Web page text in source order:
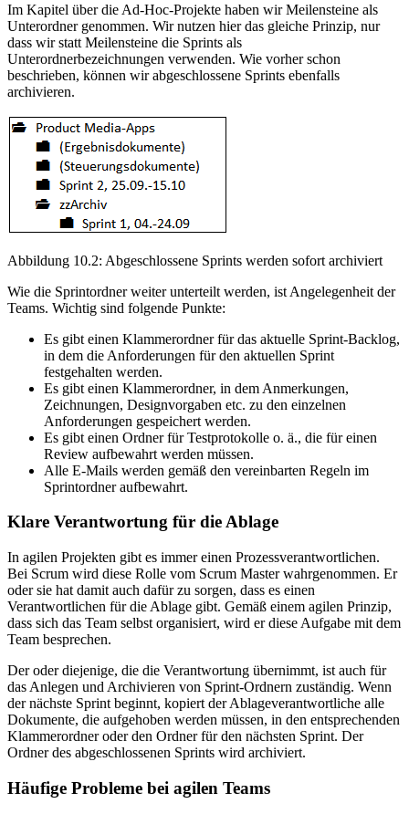
Im Kapitel über die Ad-Hoc-Projekte haben wir Meilensteine als
Unterordner genommen. Wir nutzen hier das gleiche Prinzip, nur
dass wir statt Meilensteine die Sprints als
Unterordnerbezeichnungen verwenden. Wie vorher schon
beschrieben, können wir abgeschlossene Sprints ebenfalls
archivieren.
Abbildung 10.2: Abgeschlossene Sprints werden sofort archiviert
Wie die Sprintordner weiter unterteilt werden, ist Angelegenheit der
Teams. Wichtig sind folgende Punkte:
Es gibt einen Klammerordner für das aktuelle Sprint-Backlog,
in dem die Anforderungen für den aktuellen Sprint
festgehalten werden.
Es gibt einen Klammerordner, in dem Anmerkungen,
Zeichnungen, Designvorgaben etc. zu den einzelnen
Anforderungen gespeichert werden.
Es gibt einen Ordner für Testprotokolle o. ä., die für einen
Review aufbewahrt werden müssen.
Alle E-Mails werden gemäß den vereinbarten Regeln im
Sprintordner aufbewahrt.
Klare Verantwortung für die Ablage
In agilen Projekten gibt es immer einen Prozessverantwortlichen.
Bei Scrum wird diese Rolle vom Scrum Master wahrgenommen. Er
oder sie hat damit auch dafür zu sorgen, dass es einen
Verantwortlichen für die Ablage gibt. Gemäß einem agilen Prinzip,
dass sich das Team selbst organisiert, wird er diese Aufgabe mit dem
Team besprechen.
Der oder diejenige, die die Verantwortung übernimmt, ist auch für
das Anlegen und Archivieren von Sprint-Ordnern zuständig. Wenn
der nächste Sprint beginnt, kopiert der Ablageverantwortliche alle
Dokumente, die aufgehoben werden müssen, in den entsprechenden
Klammerordner oder den Ordner für den nächsten Sprint. Der
Ordner des abgeschlossenen Sprints wird archiviert.
Häufige Probleme bei agilen Teams